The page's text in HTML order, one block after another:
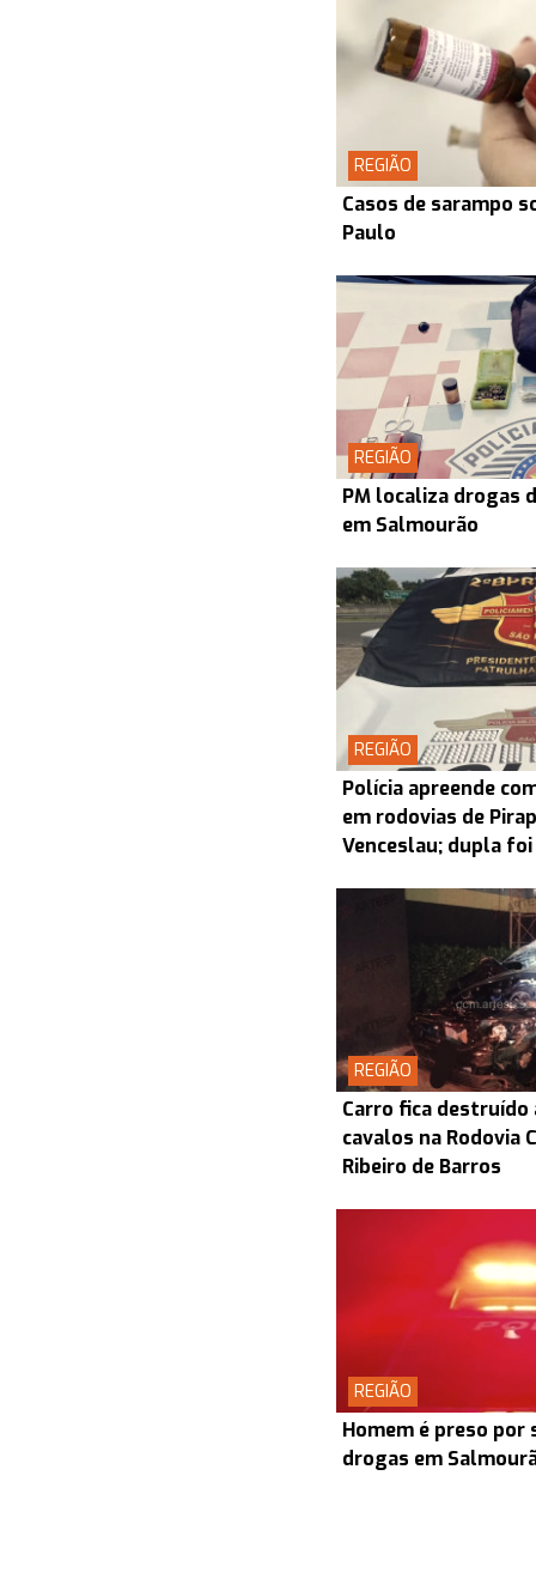
REGIÃO
Casos de sarampo
Paulo
REGIÃO
PM localiza drogas
em Salmourão
REGIÃO
Polícia apreende
em rodovias de
Venceslau; dupla
REGIÃO
Carro fica
cavalos na Rodovia
Ribeiro de Barros
REGIÃO
Homem é preso
drogas em